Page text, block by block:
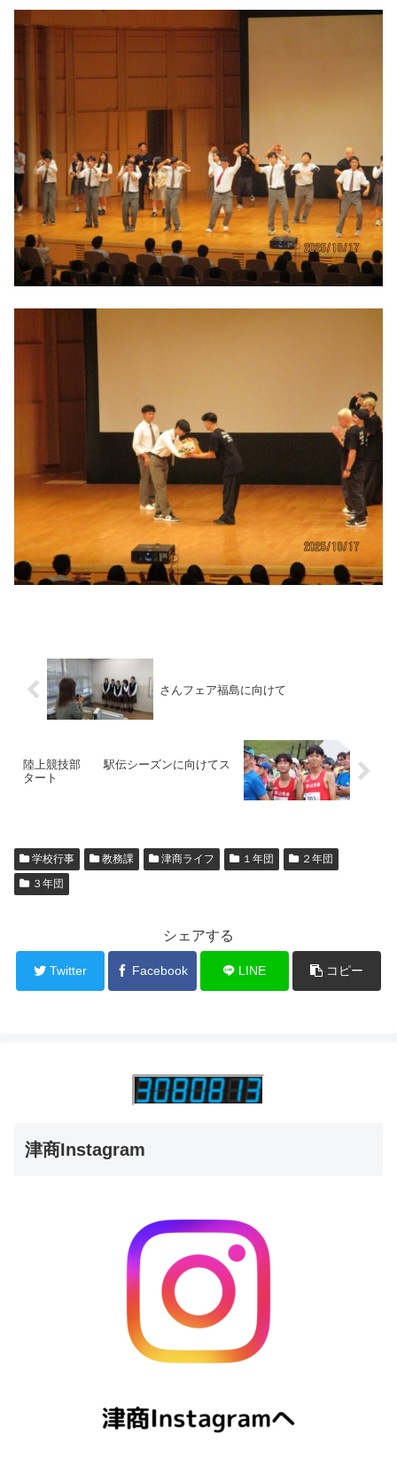
さんフェア福島に向けて
陸上競技部 駅伝シーズンに向けてス
タート
学校行事 教務課 津商ライフ １年団
２年団
３年団
シェアする
Twitter Facebook LINE コピー
津商Instagram